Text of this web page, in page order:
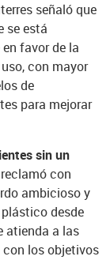
señaló que
se está
favor de la
con mayor
de
para mejorar
sin un
con
ambicioso y
desde
atienda a las
los objetivos